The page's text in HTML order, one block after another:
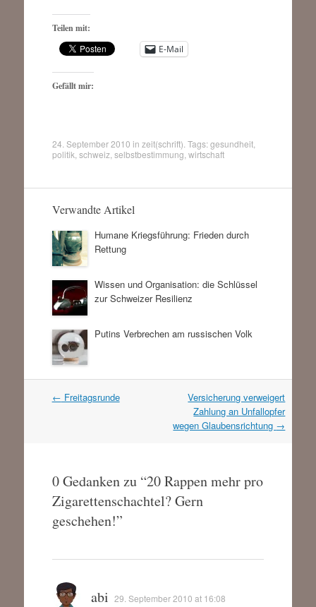
Teilen mit:
E-Mail
Gefällt mir:
24. September 2010 in zeit(schrift) . Tags:gesundheit,
politik schweiz, selbstbestimmung wirtschaft
Verwandte Artikel
Humane Kriegsführung: Frieden durch
Rettung
Wissen und Organisation: die Schlüssel
zur Schweizer Resilienz
Putins Verbrechen am russischen Volk
Artikel
← Freitagsrunde
Versicherung verweigert
Zahlung an Unfallopfer
wegen Glaubensrichtung →
0 Gedanken zu “20 Rappen mehr pro
Zigarettenschachtel? Gern
geschehen!”
abi 29. September 2010 at 16:08